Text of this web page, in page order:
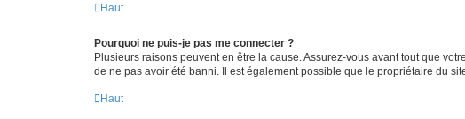
Haut
Pourquoi ne puis-je pas me connecter ?
Plusieurs raisons peuvent en être la cause. Assurez-vous avant tout que
de ne pas avoir été banni. Il est également possible que le propriétaire du
Haut